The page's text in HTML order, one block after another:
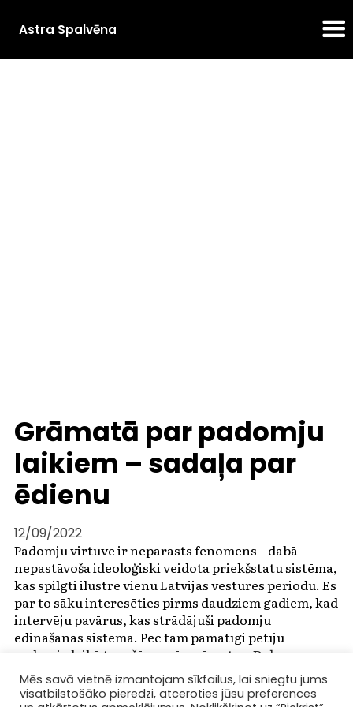
Astra Spalvēna
Grāmatā par padomju
laikiem – sadaļa par
ēdienu
12/09/2022
Padomju virtuve ir neparasts fenomens – dabā
nepastāvoša ideoloģiski veidota priekšstatu sistēma,
kas spilgti ilustrē vienu Latvijas vēstures periodu. Es
par to sāku interesēties pirms daudziem gadiem, kad
intervēju pavārus, kas strādājuši padomju
ēdināšanas sistēmā. Pēc tam pamatīgi pētīju
padomju laikā tapušās pavārgrāmatas. Daļa no
maniem secinājumiem iekļauti šajā grāmatā.
Vairāk par grāmatu:http://aminori.lv/gramatu-
Mēs savā vietnē izmantojam sīkfailus, lai sniegtu jums
visatbilstošāko pieredzi, atceroties jūsu preferences